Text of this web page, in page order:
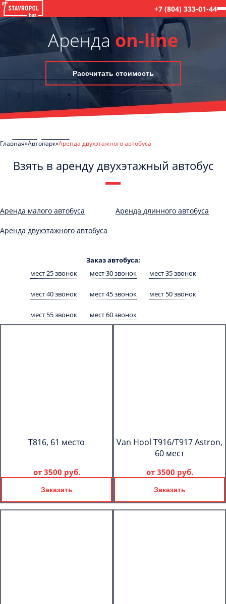
+7 (804) 333-01-44
Аренда on-line
Рассчитать стоимость
Главная Автопарк Аренда двухэтажного автобуса
Взять в аренду двухэтажный автобус
Аренда малого автобуса Аренда длинного автобуса
Аренда двухэтажного автобуса
Заказ автобуса:
мест 25 звонок
мест 30 звонок мест 35 звонок
мест 40 звонок мест 45 звонок мест 50 звонок
мест 55 звонок мест 60 звонок
T816, 61 место
от 3500 руб.
Заказать
Van Hool T916/T917 Astron,
60 мест
от 3500 руб.
Заказать
обработку моих Персональных данных